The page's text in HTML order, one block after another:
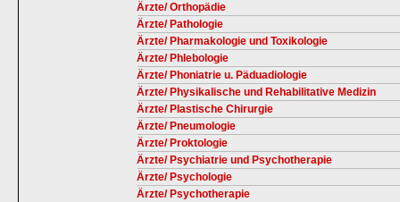
Ärzte/ Orthopädie
Ärzte/ Pathologie
Ärzte/ Pharmakologie und Toxikologie
Ärzte/ Phlebologie
Ärzte/ Phoniatrie u. Päduadiologie
Ärzte/ Physikalische und Rehabilitative Medizin
Ärzte/ Plastische Chirurgie
Ärzte/ Pneumologie
Ärzte/ Proktologie
Ärzte/ Psychiatrie und Psychotherapie
Ärzte/ Psychologie
Ärzte/ Psychotherapie